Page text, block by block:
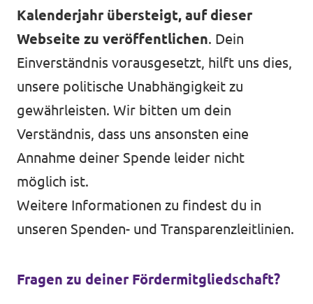
Kalenderjahr übersteigt, auf dieser
Webseite zu veröffentlichen. Dein
Einverständnis vorausgesetzt, hilft uns dies,
unsere politische Unabhängigkeit zu
gewährleisten. Wir bitten um dein
Verständnis, dass uns ansonsten eine
Annahme deiner Spende leider nicht
möglich ist.
Weitere Informationen zu findest du in
unseren Spenden- und Transparenzleitlinien.
Fragen zu deiner Fördermitgliedschaft?